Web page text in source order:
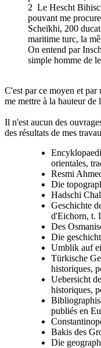
2 Le Hescht
pouvant me
Scheïkhi, 200
maritime turc, la
On entend par
simple homme de
C'est par ce moyen et par
me mettre à la hauteur de
Il n'est aucun des
des résultats de mes
orientales,
Resmi
Die
Hadschi
Geschichte
d'Eichorn, t.
Des
Die
Umblik auf
Türkische
historiques,
Uebersicht
historiques,
publiés en
Bakis des
Die